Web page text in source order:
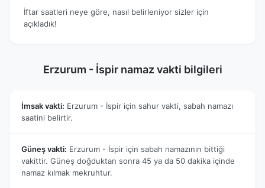
İftar saatleri neye göre, nasıl belirleniyor sizler için
açıkladık!
Erzurum - İspir namaz vakti bilgileri
İmsak vakti: Erzurum - İspir için sahur vakti, sabah namazı
saatini belirtir.
Güneş vakti: Erzurum - İspir için sabah namazının bittiği
vakittir. Güneş doğduktan sonra 45 ya da 50 dakika içinde
namaz kılmak mekruhtur.